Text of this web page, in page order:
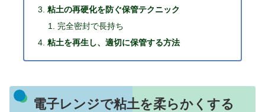
粘土の再硬化を防ぐ保管テクニック
完全密封で長持ち
粘土を再生し、適切に保管する方法
電子レンジで粘土を柔らかくする